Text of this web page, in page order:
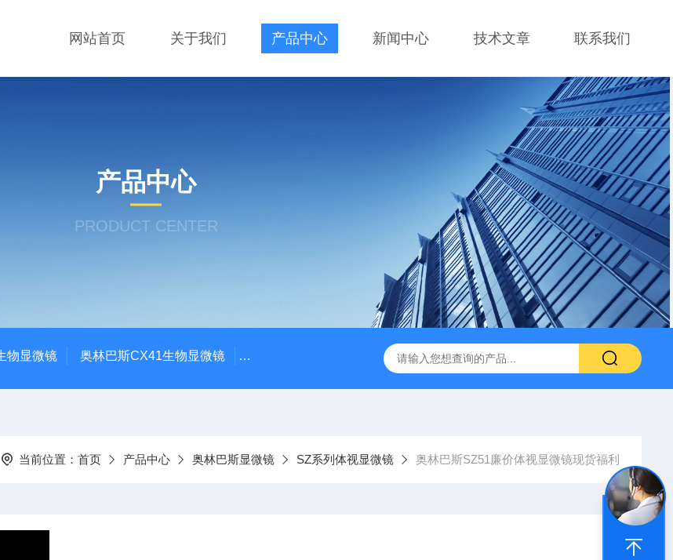
网站首页 关于我们 产品中心 新闻中心 技术文章 联系我们
产品中心
PRODUCT CENTER
物显微镜 奥林巴斯CX41生物显微镜 奥林巴斯CX31生物显微镜 QAS 100Lī原位电化学质谱仪 全自动数字
当前位置： 首页 产品中心 奥林巴斯显微镜 SZ系列体视显微镜 奥林巴斯SZ51廉价体视显微镜现货福利